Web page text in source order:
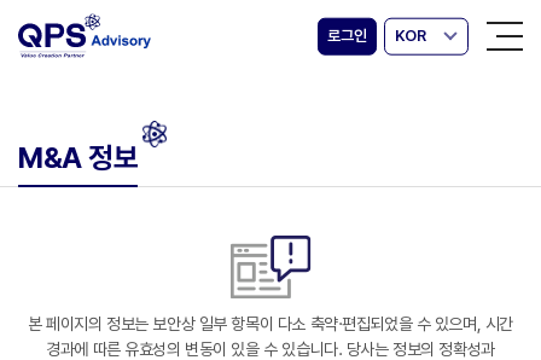
로그인 KOR
M&A 정보
본 페이지의 정보는 보안상 일부 항목이 다소 축약·편집되었을 수 있으며, 시간
경과에 따른 유효성의 변동이 있을 수 있습니다. 당사는 정보의 정확성과